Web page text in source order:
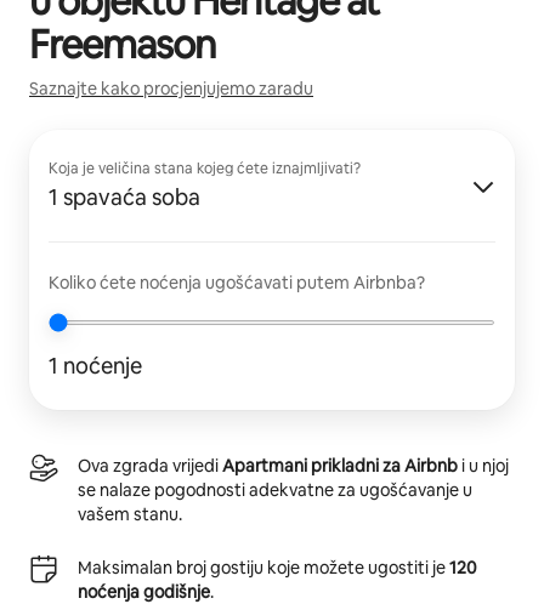
Freemason
Saznajte kako procjenjujemo zaradu
Koja je veličina stana kojeg ćete iznajmljivati?
1 spavaća soba
Koliko ćete noćenja ugošćavati putem Airbnba?
1 noćenje
Ova zgrada vrijediApartmani prikladni za Airbnb i u njoj
se nalaze pogodnosti adekvatne za ugošćavanje u
vašem stanu.
Maksimalan broj gostiju koje možete ugostiti je120
noćenja godišnje.